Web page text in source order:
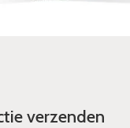
verzenden